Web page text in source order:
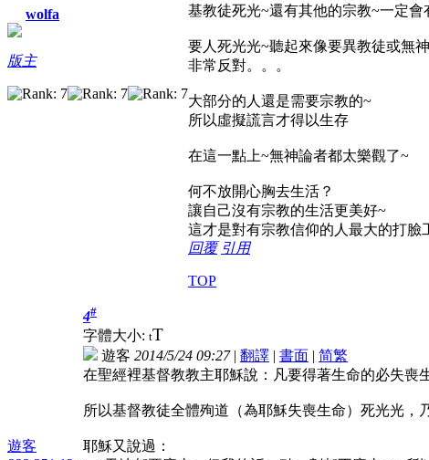
wolfa
版主
基教徒死光~還有其他的宗教~一定
要人死光光~聽起來像要異教徒或無
非常反對。。。
大部分的人還是需要宗教的~
所以虛擬謊言才得以生存
在這一點上~無神論者都太樂觀了~
何不放開心胸去生活？
讓自己沒有宗教的生活更美好~
這才是對有宗教信仰的人最大的打臉
回覆 引用
TOP
遊客
4#
字體大小: tT
遊客 2014/5/24 09:27| 翻譯 | 書面 | 简繁
在聖經裡基督教教主耶穌說：凡要得著生命的必失喪
所以基督教徒全體殉道（為耶穌失喪生命）死光光，
耶穌又說過：